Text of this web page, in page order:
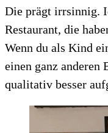
Die prägt irrsinnig.
Restaurant, die
Wenn du als Kind
einen ganz anderen
qualitativ besser